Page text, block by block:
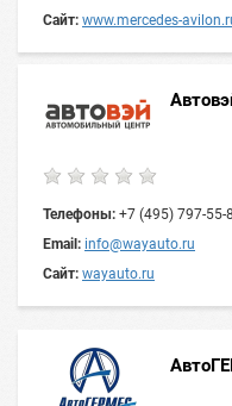
Сайт: www.mercedes-
Телефоны: +7 (495) 797-55-
Email: info@wayauto.ru
Сайт: wayauto.ru